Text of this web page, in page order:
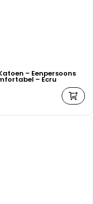
– Eenpersoons
– Ecru